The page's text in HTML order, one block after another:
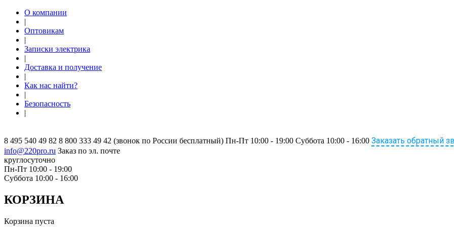
О компании
|
Оптовикам
|
Записки электрика
|
Доставка и получение
|
Как нас найти?
|
Безопасность
|
8 495 540 49 82 8 800 333 49 42 (звонок по России бесплатный) Пн-Пт 10:00 - 19:00 Суббота 10:00 - 16:00 Заказать обратный
info@220pro.ru Заказ по эл. почте
круглосуточно
Пн-Пт 10:00 - 19:00
Суббота 10:00 - 16:00
КОРЗИНА
Корзина пуста